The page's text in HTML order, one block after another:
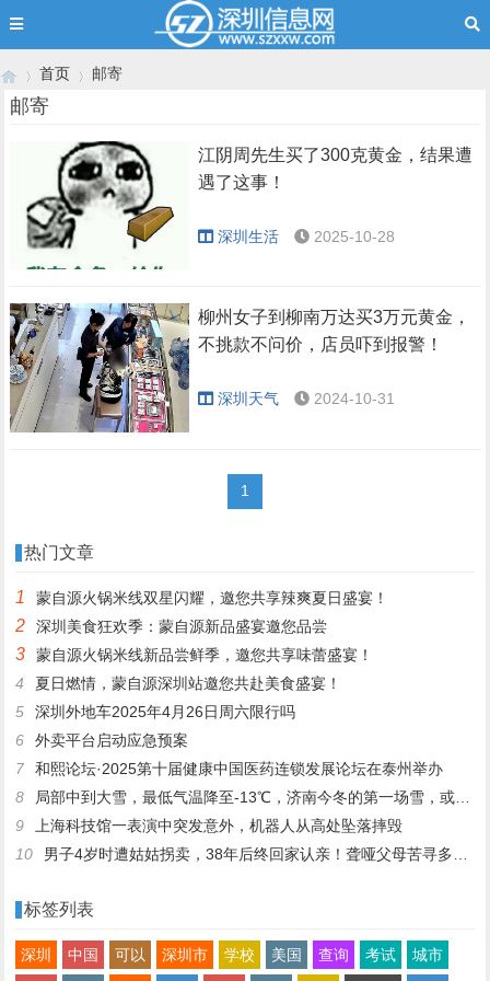
首页
›
邮寄
邮寄
江阴周先生买了300克黄金，结果遭
遇了这事！
深圳生活 2025-10-28
柳州女子到柳南万达买3万元黄金，
不挑款不问价，店员吓到报警！
深圳天气 2024-10-31
1
热门文章
1 蒙自源火锅米线双星闪耀，邀您共享辣爽夏日盛宴！
2 深圳美食狂欢季：蒙自源新品盛宴邀您品尝
3
蒙自源火锅米线新品尝鲜季，邀您共享味蕾盛宴！
4
夏日燃情，蒙自源深圳站邀您共赴美食盛宴！
5
深圳外地车2025年4月26日周六限行吗
6
外卖平台启动应急预案
7
和熙论坛·2025第十届健康中国医药连锁发展论坛在泰州举办
8
局部中到大雪，最低气温降至-13℃，济南今冬的第一场雪，或跟去年同一时间！
9
上海科技馆一表演中突发意外，机器人从高处坠落摔毁
10
男子4岁时遭姑姑拐卖，38年后终回家认亲！聋哑父母苦寻多年，母亲已抱憾离世丨红星寻人
标签列表
深圳 中国 可以 深圳市 学校 美国 查询 考试
城市